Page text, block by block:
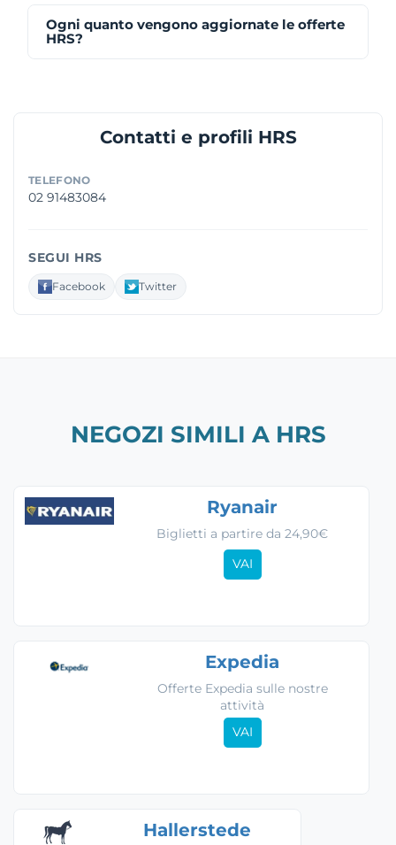
Ogni quanto vengono aggiornate le offerte
HRS?
Contatti e profili HRS
TELEFONO
02 91483084
SEGUI HRS
Facebook Twitter
NEGOZI SIMILI A HRS
Ryanair
Biglietti a partire da 24,90€
VAI
Expedia
Offerte Expedia sulle nostre
attività
VAI
Hallerstede